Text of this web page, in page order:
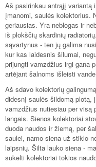
Aš pasirinkau antrąjį variantą
įmanomi, saulės kolektorius.
geriausias. Yra neblogas ir
iš plokščių skardinių
sąvartynus - ten jų galima
kur kas laidesnis šilumai,
prijungti vamzdžius irgi gana
artėjant šalnoms išleisti
Aš sdavo kolektorių
didesnį saulės šildomą plotą,
vamzdžius nutiesiau per visą
langais. Sienos kolektoriai
duoda naudos ir žiemą, per
saulei, namo siena už stiklo
laipsnių. Šilta lauko siena -
sukelti kolektoriai tokios